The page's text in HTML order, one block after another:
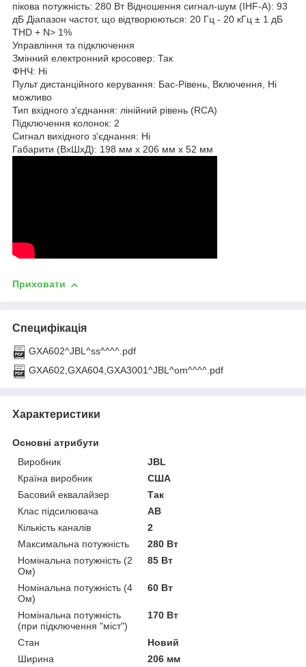
пікова потужність: 280 Вт Відношення сигнал-шум (IHF-A): 93
дБ Діапазон частот, що відтворюються: 20 Гц - 20 кГц ± 1 дБ
THD + N> 1%
Управління та підключення
Змінний електронний кросовер: Так
ФНЧ: Ні
Пульт дистанційного керування: Бас-Рівень, Включення, Ні
можливо
Тип вхідного з'єднання: лінійний рівень (RCA)
Підключення колонок: 2
Сигнал вихідного з'єднання: Ні
Габарити (ВхШхД): 198 мм x 206 мм x 52 мм
Приховати
Специфікація
GXA602^JBL^ss^^^^.pdf
GXA602,GXA604,GXA3001^JBL^om^^^^.pdf
Характеристики
Основні атрибути
Виробник
JBL
Країна виробник
США
Басовий еквалайзер
Так
Клас підсилювача
AB
Кількість каналів
2
Максимальна потужність
280 Вт
Номінальна потужність (2
Ом)
85 Вт
Номінальна потужність (4
Ом)
60 Вт
Номінальна потужність
(при підключення "міст")
170 Вт
Стан
Новий
Ширина
206 мм